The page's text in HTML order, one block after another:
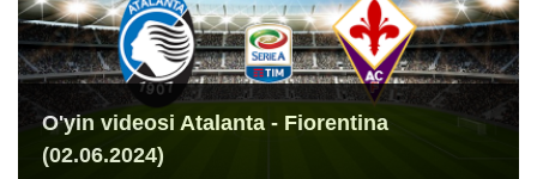
O'yin videosi Atalanta - Fiorentina
(02.06.2024)